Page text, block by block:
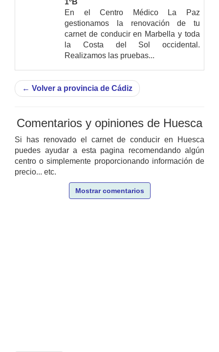
1ºB
En el Centro Médico La Paz
gestionamos la renovación de tu
carnet de conducir en Marbella y toda
la Costa del Sol occidental.
Realizamos las pruebas...
← Volver a provincia de Cádiz
Comentarios y opiniones de Huesca
Si has renovado el carnet de conducir en Huesca
puedes ayudar a esta pagina recomendando algún
centro o simplemente proporcionando información de
precio... etc.
Mostrar comentarios